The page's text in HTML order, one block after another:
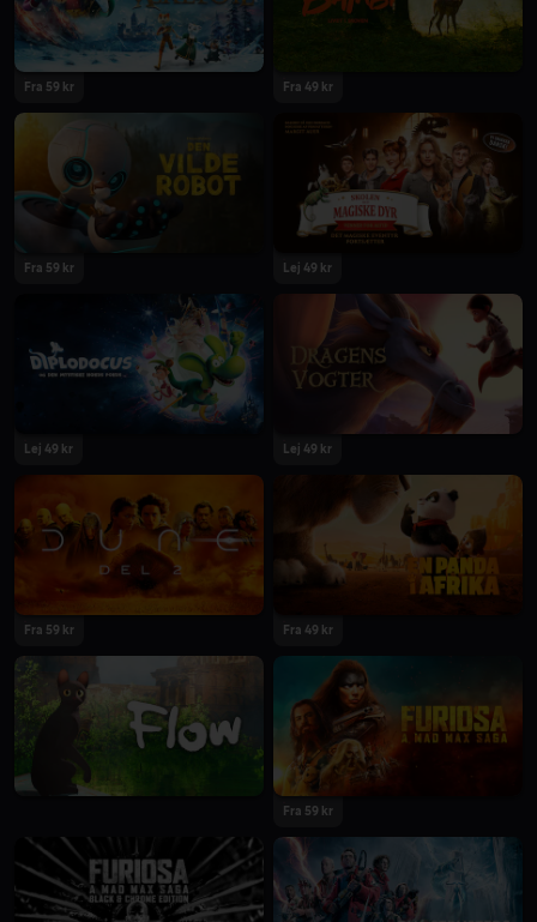
2024 2024
2024
Fra 59 kr
2024
Fra 49 kr
2024
Fra 59 kr
2024
Lej 49 kr
2024
Lej 49 kr Lej 49 kr
Fra 59 kr
2024
Fra 49 kr
2024 2024
Fra 59 kr